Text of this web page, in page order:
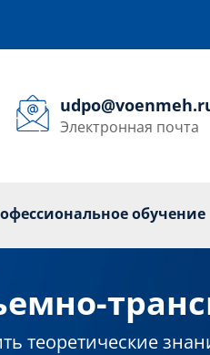
Электронная почта
обучение
квалификации
теоретические